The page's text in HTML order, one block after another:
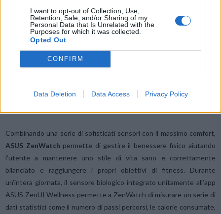
I want to opt-out of Collection, Use,
Retention, Sale, and/or Sharing of my
Personal Data that Is Unrelated with the
Purposes for which it was collected.
Opted Out
CONFIRM
Data Deletion Data Access Privacy Policy
squillare da remoto; per contro, ASUS ZenWatch Manager, presente
sullo smartphone, permette di individuare uno ZenWatch che non si
trova più facendolo vibrare e lampeggiare. Con Presentation Control
ZenWatch si trasforma in telecomando e cronometro quando si
tiene una lezione o si effettua una presentazione permettendo
all’utente di passare da una slide all’altra, tenere traccia
ZenWatch, con la certezza di effettuare presentazioni perfette ed
Combinando una serie di sofisticati sensori con il massimo comfort,
ASUS ZenWatch permette di gestire il benessere fisico aiutando
l’utente a mantenere uno stile di vita sano e correttamente
bilanciato e raggiungere i propri obiettivi di fitness. Durante
un’intera giornata, il sensore biologico integrato unitamente all’app
ASUS ZenUI Wellness permette a ZenWatch di misurare un serie di
dati statistici come il numero di passi percorsi, le calorie consumate,